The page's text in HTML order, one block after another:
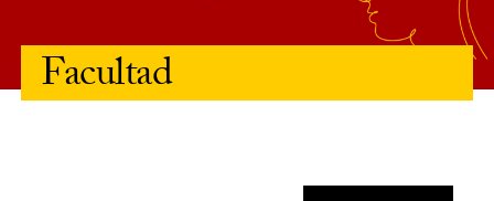
Facultad